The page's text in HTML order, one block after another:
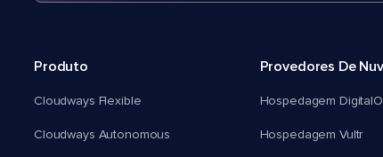
Produto
Cloudways Flexible
Cloudways Autonomous
Provedores De
Hospedagem
Hospedagem Vultr